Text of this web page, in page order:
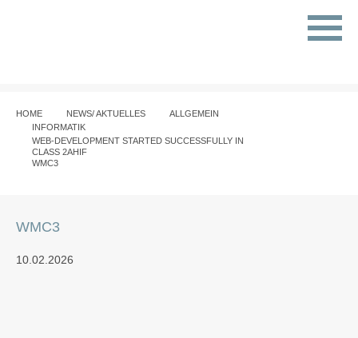
HOME NEWS/ AKTUELLES
ALLGEMEIN
INFORMATIK
WEB-DEVELOPMENT STARTED SUCCESSFULLY IN
CLASS 2AHIF
WMC3
WMC3
10.02.2026